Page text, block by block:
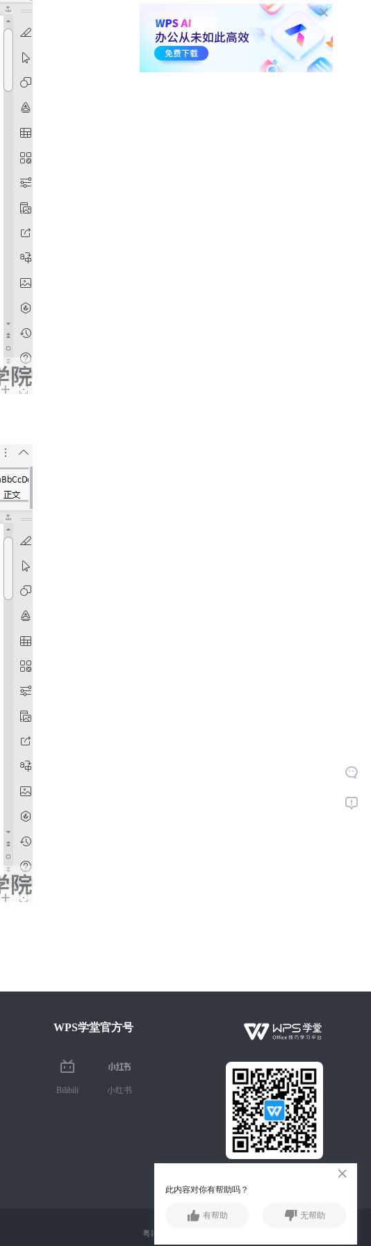
此内容对你有帮助吗？
有帮助 无帮助
WPS学堂官方号
Bilibili 小红书
粤ICP备13015957号-1 公安备案号：44049102496073